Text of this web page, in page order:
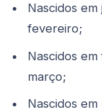
Nascidos
fevereiro;
Nascidos
março;
Nascidos